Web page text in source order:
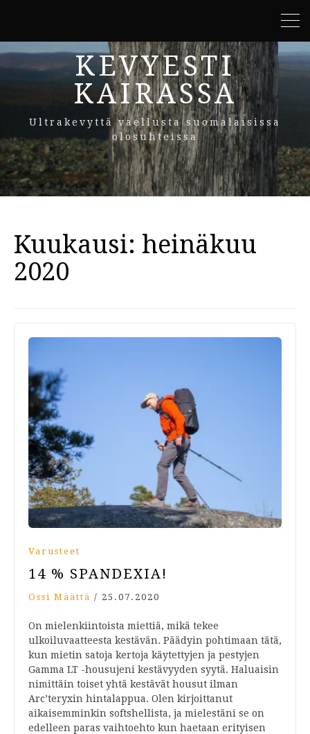
KEVYESTI
KAIRASSA
Ultrakevyttä vaellusta suomalaisissa
olosuhteissa
Kuukausi: heinäkuu
2020
Varusteet
14 % SPANDEXIA!
Ossi Määttä / 25.07.2020
On mielenkiintoista miettiä, mikä tekee
ulkoiluvaatteesta kestävän. Päädyin pohtimaan tätä,
kun mietin satoja kertoja käytettyjen ja pestyjen
Gamma LT -housujeni kestävyyden syytä. Haluaisin
nimittäin toiset yhtä kestävät housut ilman
Arc’teryxin hintalappua. Olen kirjoittanut
aikaisemminkin softshellista, ja mielestäni se on
edelleen paras vaihtoehto kun haetaan erityisen